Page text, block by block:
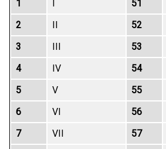
1 51
2
52
3
53
4
IV 54
5
V 55
6
VI 56
7
VII 57